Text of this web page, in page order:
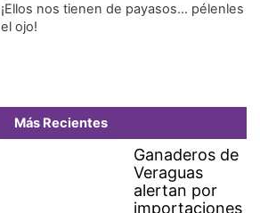
¡Ellos nos tienen de payasos… pélenles
el ojo!
Más Recientes
Ganaderos de
Veraguas
alertan por
importaciones